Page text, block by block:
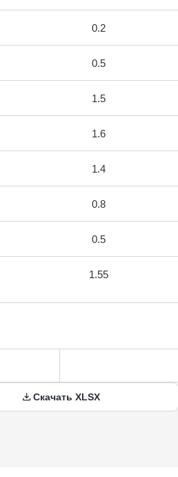
0.2
0.5
1.5
1.6
1.4
0.8
0.5
1.55
Скачать XLSX